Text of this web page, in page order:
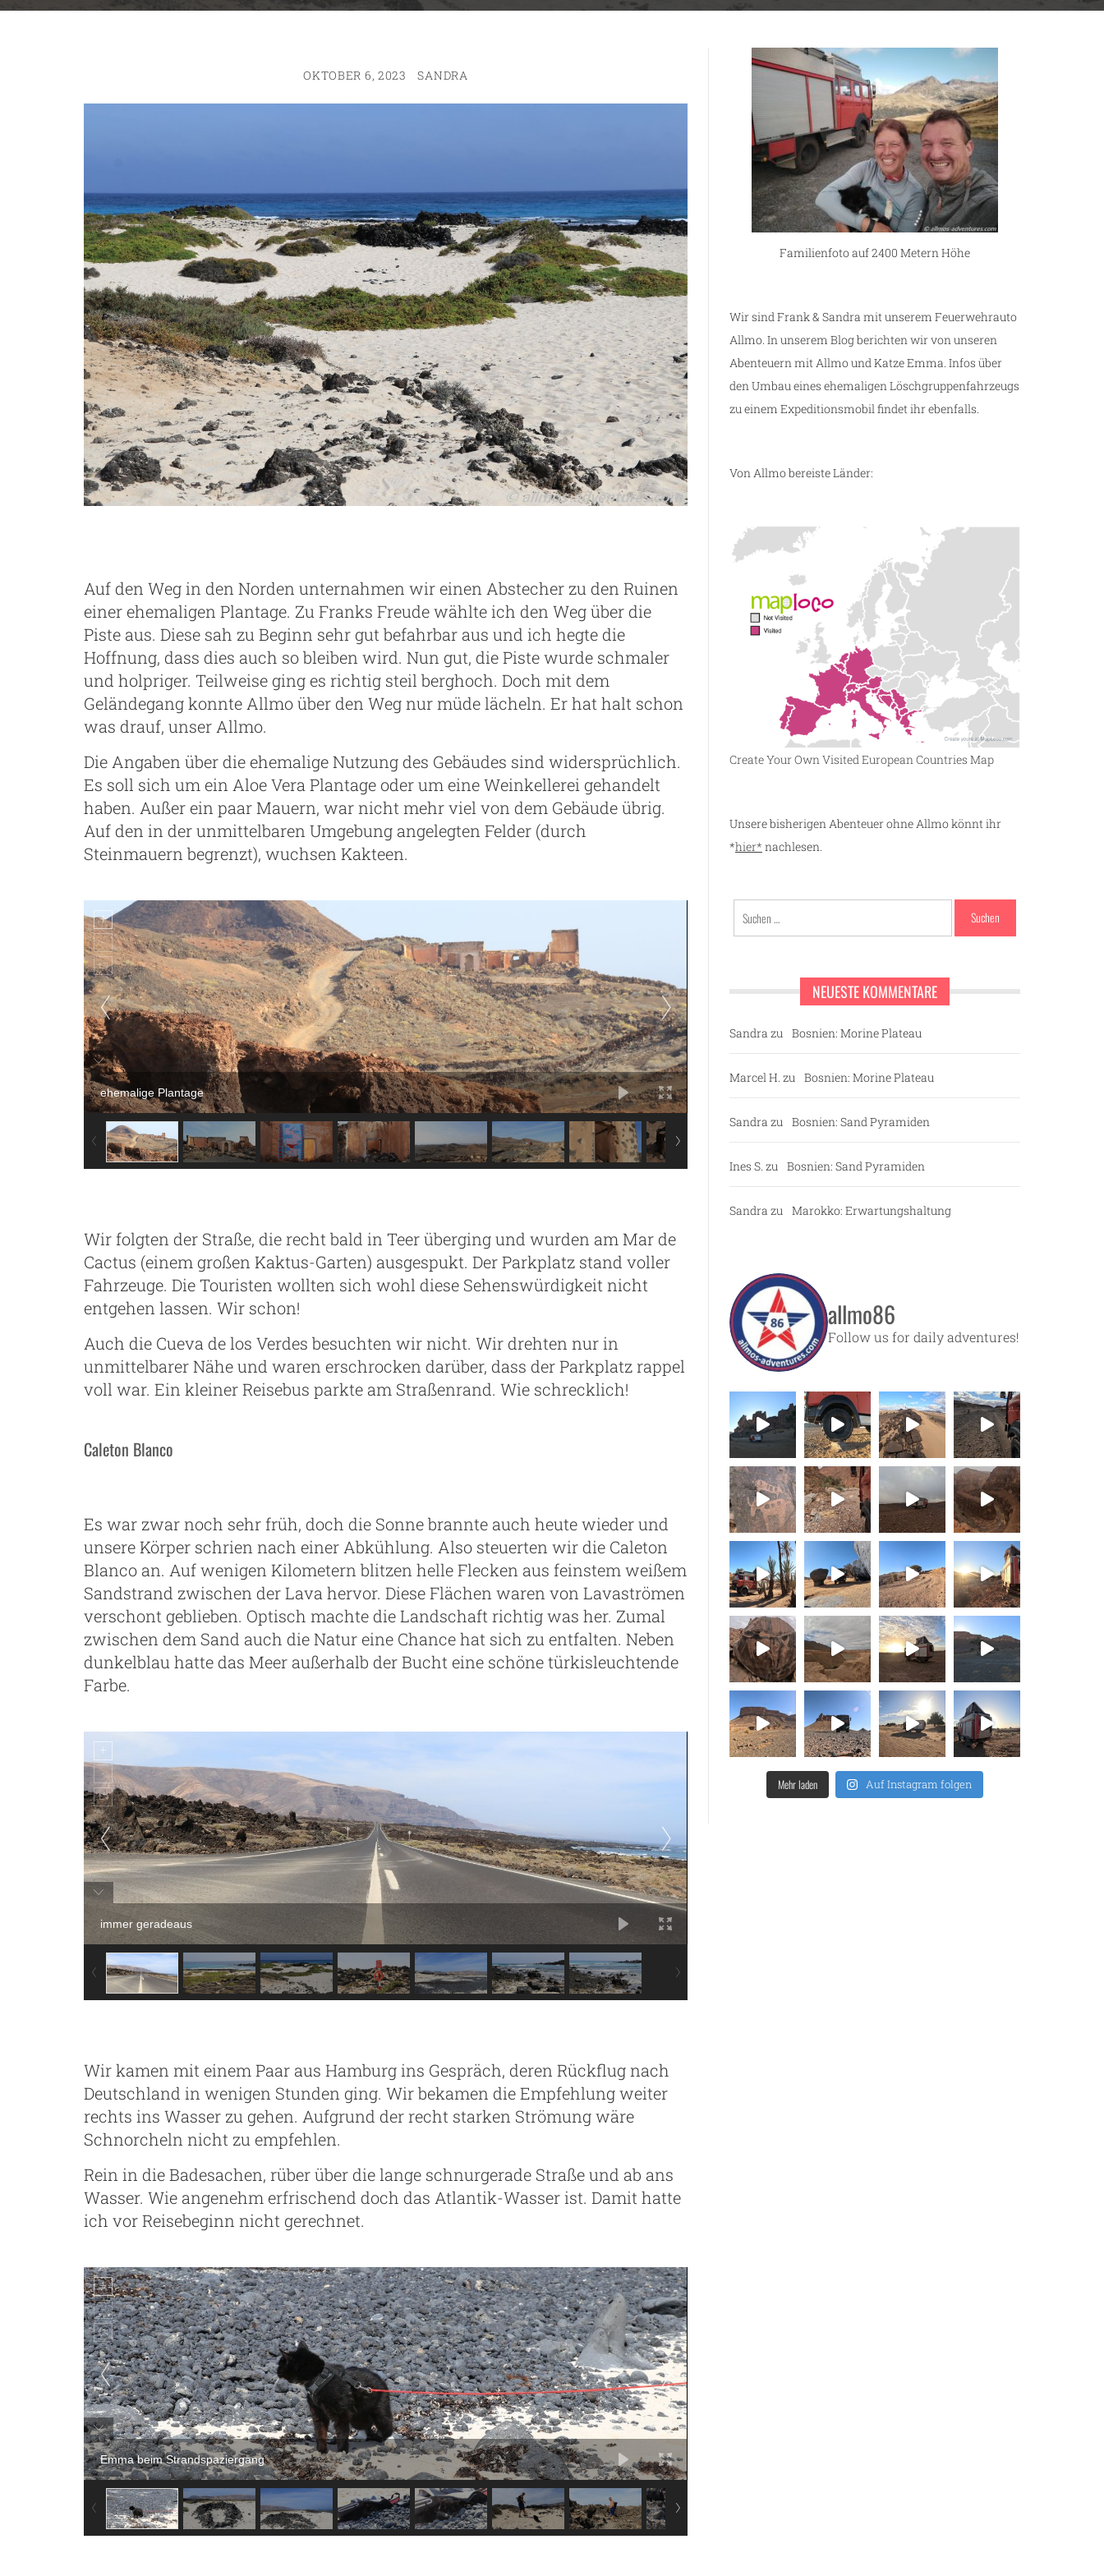
OKTOBER 6, 2023 SANDRA
Auf den Weg in den Norden unternahmen wir einen Abstecher zu den Ruinen
einer ehemaligen Plantage. Zu Franks Freude wählte ich den Weg über die
Piste aus. Diese sah zu Beginn sehr gut befahrbar aus und ich hegte die
Hoffnung, dass dies auch so bleiben wird. Nun gut, die Piste wurde schmaler
und holpriger. Teilweise ging es richtig steil berghoch. Doch mit dem
Geländegang konnte Allmo über den Weg nur müde lächeln. Er hat halt schon
was drauf, unser Allmo.
Die Angaben über die ehemalige Nutzung des Gebäudes sind widersprüchlich.
Es soll sich um ein Aloe Vera Plantage oder um eine Weinkellerei gehandelt
haben. Außer ein paar Mauern, war nicht mehr viel von dem Gebäude übrig.
Auf den in der unmittelbaren Umgebung angelegten Felder (durch
Steinmauern begrenzt), wuchsen Kakteen.
ehemalige Plantage
Wir folgten der Straße, die recht bald in Teer überging und wurden am Mar de
Cactus (einem großen Kaktus-Garten) ausgespukt. Der Parkplatz stand voller
Fahrzeuge. Die Touristen wollten sich wohl diese Sehenswürdigkeit nicht
entgehen lassen. Wir schon!
Auch die Cueva de los Verdes besuchten wir nicht. Wir drehten nur in
unmittelbarer Nähe und waren erschrocken darüber, dass der Parkplatz rappel
voll war. Ein kleiner Reisebus parkte am Straßenrand. Wie schrecklich!
Caleton Blanco
Es war zwar noch sehr früh, doch die Sonne brannte auch heute wieder und
unsere Körper schrien nach einer Abkühlung. Also steuerten wir die Caleton
Blanco an. Auf wenigen Kilometern blitzen helle Flecken aus feinstem weißem
Sandstrand zwischen der Lava hervor. Diese Flächen waren von Lavaströmen
verschont geblieben. Optisch machte die Landschaft richtig was her. Zumal
zwischen dem Sand auch die Natur eine Chance hat sich zu entfalten. Neben
dunkelblau hatte das Meer außerhalb der Bucht eine schöne türkisleuchtende
Farbe.
immer geradeaus
Wir kamen mit einem Paar aus Hamburg ins Gespräch, deren Rückflug nach
Deutschland in wenigen Stunden ging. Wir bekamen die Empfehlung weiter
rechts ins Wasser zu gehen. Aufgrund der recht starken Strömung wäre
Schnorcheln nicht zu empfehlen.
Rein in die Badesachen, rüber über die lange schnurgerade Straße und ab ans
Wasser. Wie angenehm erfrischend doch das Atlantik-Wasser ist. Damit hatte
ich vor Reisebeginn nicht gerechnet.
Emma beim Strandspaziergang
Familienfoto auf 2400 Metern Höhe
Wir sind Frank & Sandra mit unserem Feuerwehrauto
Allmo. In unserem Blog berichten wir von unseren
Abenteuern mit Allmo und Katze Emma. Infos über
den Umbau eines ehemaligen Löschgruppenfahrzeugs
zu einem Expeditionsmobil findet ihr ebenfalls.
Von Allmo bereiste Länder:
Create Your Own Visited European Countries Map
Unsere bisherigen Abenteuer ohne Allmo könnt ihr
*hier* nachlesen.
Suchen
nach:
NEUESTE KOMMENTARE
Sandra zu Bosnien: Morine Plateau
Marcel H. zu Bosnien: Morine Plateau
Sandra zu Bosnien: Sand Pyramiden
Ines S. zu Bosnien: Sand Pyramiden
Sandra zu Marokko: Erwartungshaltung
allmo86
Follow us for daily adventures!
Mehr laden Auf Instagram folgen